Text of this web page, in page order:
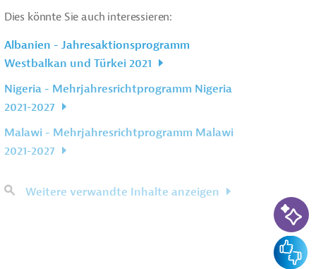
Dies könnte Sie auch interessieren:
Albanien - Jahresaktionsprogramm
Westbalkan und Türkei 2021
Nigeria - Mehrjahresrichtprogramm Nigeria
2021-2027
Malawi - Mehrjahresrichtprogramm Malawi
2021-2027
Weitere verwandte Inhalte anzeigen KI-